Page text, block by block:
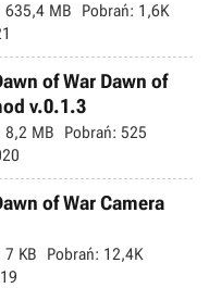
635,4 MB Pobrań: 1,6K
of War Dawn of
v.0.1.3
8,2 MB Pobrań: 525
of War Camera
7 KB Pobrań: 12,4K